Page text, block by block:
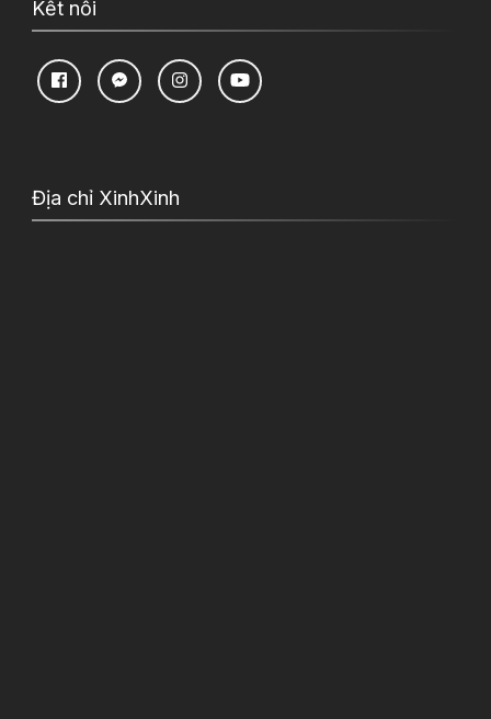
Kết nối
Địa chỉ XinhXinh